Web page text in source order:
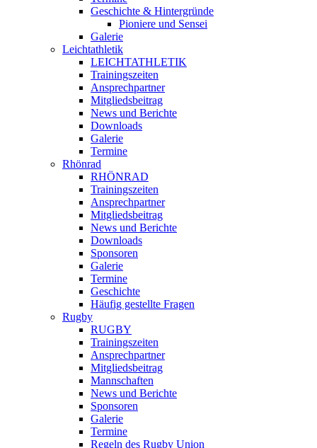
Geschichte & Hintergründe
Pioniere und Sensei
Galerie
Leichtathletik
LEICHTATHLETIK
Trainingszeiten
Ansprechpartner
Mitgliedsbeitrag
News und Berichte
Downloads
Galerie
Termine
Rhönrad
RHÖNRAD
Trainingszeiten
Ansprechpartner
Mitgliedsbeitrag
News und Berichte
Downloads
Sponsoren
Galerie
Termine
Geschichte
Häufig gestellte Fragen
Rugby
RUGBY
Trainingszeiten
Ansprechpartner
Mitgliedsbeitrag
Mannschaften
News und Berichte
Sponsoren
Galerie
Termine
Regeln des Rugby Union